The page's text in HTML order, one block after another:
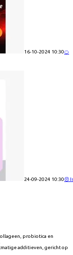
16-10-2024 10:30🍊
24-09-2024 10:30😣
probiotica en
additieven, gericht op